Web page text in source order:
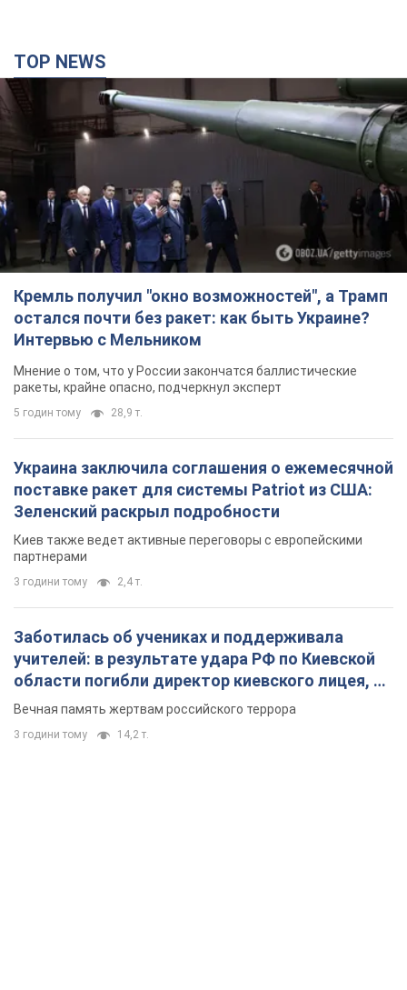
TOP NEWS
Кремль получил "окно возможностей", а Трамп
остался почти без ракет: как быть Украине?
Интервью с Мельником
Мнение о том, что у России закончатся баллистические
ракеты, крайне опасно, подчеркнул эксперт
5 годин тому 28,9 т.
Украина заключила соглашения о ежемесячной
поставке ракет для системы Patriot из США:
Зеленский раскрыл подробности
Киев также ведет активные переговоры с европейскими
партнерами
3 години тому 2,4 т.
Заботилась об учениках и поддерживала
учителей: в результате удара РФ по Киевской
области погибли директор киевского лицея, её
муж и внук
Вечная память жертвам российского террора
3 години тому 14,2 т.